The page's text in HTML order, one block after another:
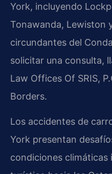
York, incluyendo
Tonawanda, Lewiston
circundantes del
solicitar una consulta,
Law Offices Of SRIS,
Borders.
Los accidentes de
York presentan
condiciones climáticas